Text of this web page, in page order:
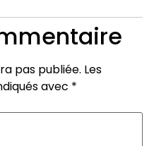
pas publiée. Les
avec *